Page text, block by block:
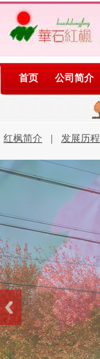
首页 公司简介
红枫简介 发展历程